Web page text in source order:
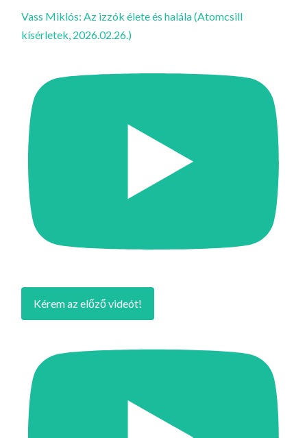
Vass Miklós: Az izzók élete és halála (Atomcsill
kísérletek, 2026.02.26.)
Kérem az előző videót!